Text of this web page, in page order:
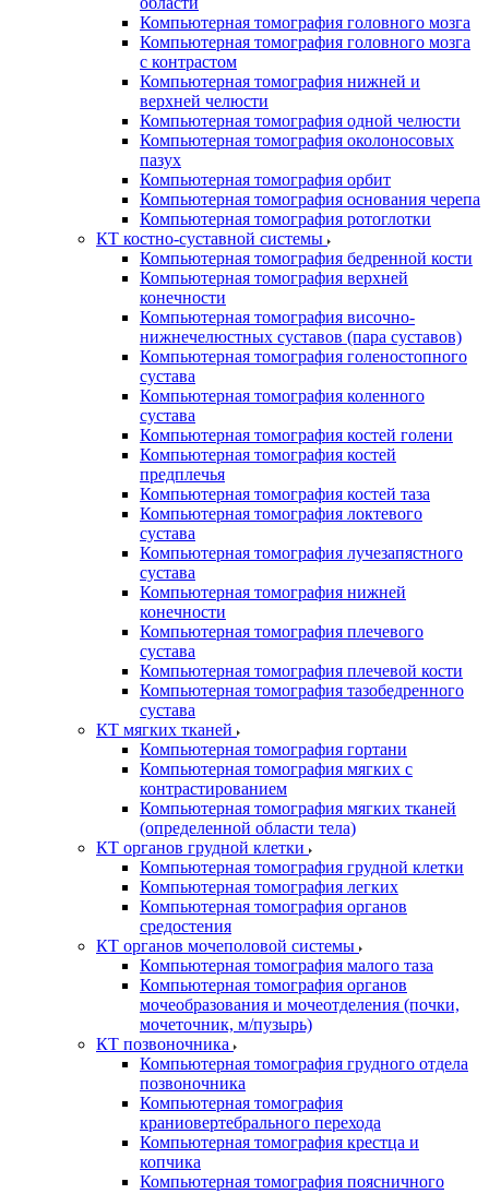
Компьютерная томография головного мозга
Компьютерная томография головного мозга
с контрастом
Компьютерная томография нижней и
верхней челюсти
Компьютерная томография одной челюсти
Компьютерная томография околоносовых
пазух
Компьютерная томография орбит
Компьютерная томография основания черепа
Компьютерная томография ротоглотки
КТ костно-суставной системы
Компьютерная томография бедренной кости
Компьютерная томография верхней
конечности
Компьютерная томография височно-
нижнечелюстных суставов (пара суставов)
Компьютерная томография голеностопного
сустава
Компьютерная томография коленного
сустава
Компьютерная томография костей голени
Компьютерная томография костей
предплечья
Компьютерная томография костей таза
Компьютерная томография локтевого
сустава
Компьютерная томография лучезапястного
сустава
Компьютерная томография нижней
конечности
Компьютерная томография плечевого
сустава
Компьютерная томография плечевой кости
Компьютерная томография тазобедренного
сустава
КТ мягких тканей
Компьютерная томография гортани
Компьютерная томография мягких с
контрастированием
Компьютерная томография мягких тканей
(определенной области тела)
КТ органов грудной клетки
Компьютерная томография грудной клетки
Компьютерная томография легких
Компьютерная томография органов
средостения
КТ органов мочеполовой системы
Компьютерная томография малого таза
Компьютерная томография органов
мочеобразования и мочеотделения (почки,
мочеточник, м/пузырь)
КТ позвоночника
Компьютерная томография грудного отдела
позвоночника
Компьютерная томография
краниовертебрального перехода
Компьютерная томография крестца и
копчика
Компьютерная томография поясничного